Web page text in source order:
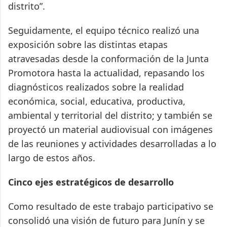
distrito”.
Seguidamente, el equipo técnico realizó una
exposición sobre las distintas etapas
atravesadas desde la conformación de la Junta
Promotora hasta la actualidad, repasando los
diagnósticos realizados sobre la realidad
económica, social, educativa, productiva,
ambiental y territorial del distrito; y también se
proyectó un material audiovisual con imágenes
de las reuniones y actividades desarrolladas a lo
largo de estos años.
Cinco ejes estratégicos de desarrollo
Como resultado de este trabajo participativo se
consolidó una visión de futuro para Junín y se